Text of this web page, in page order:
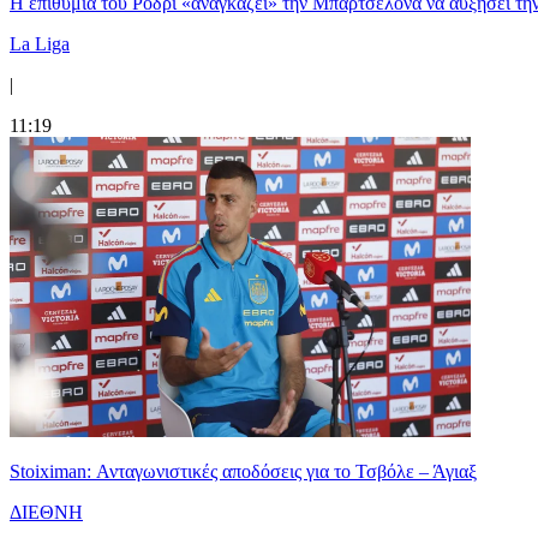
La Liga
|
11:19
Stoiximan: Ανταγωνιστικές αποδόσεις για το Τσβόλε – Άγιαξ
ΔΙΕΘΝΗ